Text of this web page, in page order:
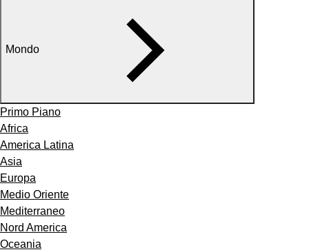
Mondo
Primo Piano
Africa
America Latina
Asia
Europa
Medio Oriente
Mediterraneo
Nord America
Oceania